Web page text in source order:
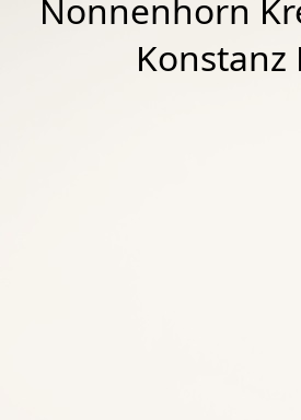
Nonnenhorn
Konstanz